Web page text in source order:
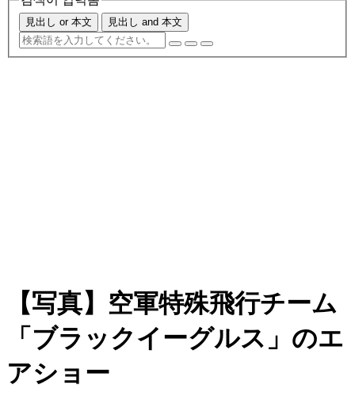
見出し or 本文 見出し and 本文
【写真】空軍特殊飛行チーム
「ブラックイーグルス」のエ
アショー